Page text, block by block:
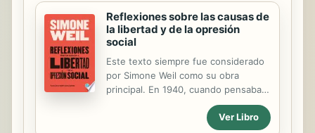
tema susceptible de tratamiento
filosófico. Amplios sectores del
pensamiento contemporáneo,
profundo cambio de orientación de la
ética, la entienden casi
exclusivamente como estudio ...
Reflexiones sobre las causas de
la libertad y de la opresión
social
Este texto siempre fue considerado
por Simone Weil como su obra
principal. En 1940, cuando pensaba
irse de Francia, le escribió a un
amigo para hacerle saber que le
Ver Libro